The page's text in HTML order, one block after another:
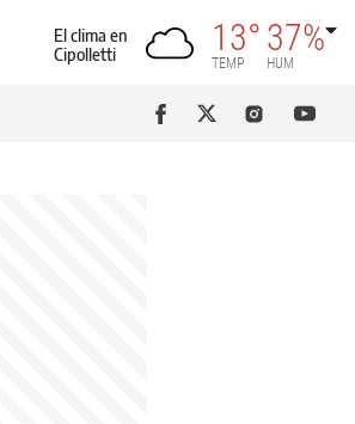
El clima en
Cipolletti
13°
TEMP
37%
HUM